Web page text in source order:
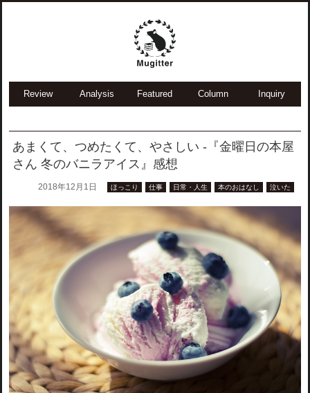
Review Analysis Featured Column Inquiry
あまくて、つめたくて、やさしい -『金曜日の本屋
さん 冬のバニラアイス』感想
2018年12月1日 ほっこり 仕事 日常・人生 本のおはなし 泣いた